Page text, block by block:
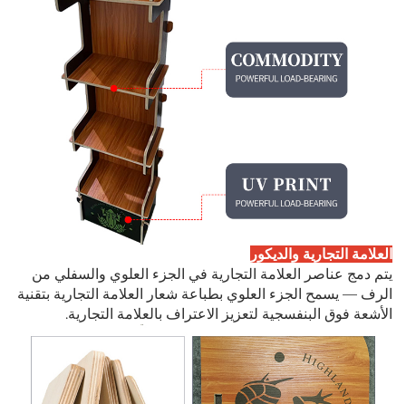
العلامة التجارية والديكور
يتم دمج عناصر العلامة التجارية في الجزء العلوي والسفلي من
الرف — يسمح الجزء العلوي بطباعة شعار العلامة التجارية بتقنية
الأشعة فوق البنفسجية لتعزيز الاعتراف بالعلامة التجارية.